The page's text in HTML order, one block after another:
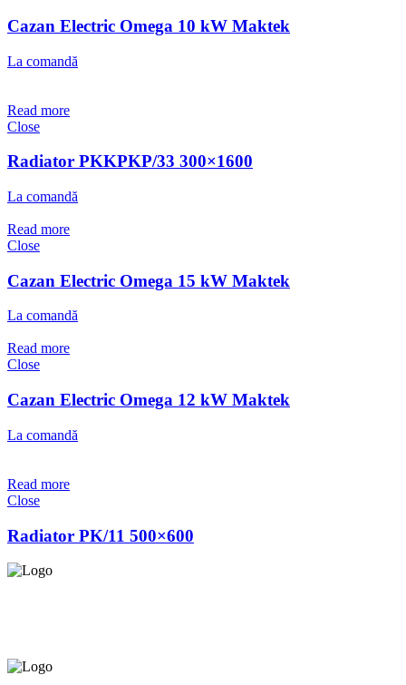
Cazan Electric Omega 10 kW Maktek
La comandă
Read more
Close
Radiator PKKPKP/33 300×1600
La comandă
Read more
Close
Cazan Electric Omega 15 kW Maktek
La comandă
Read more
Close
Cazan Electric Omega 12 kW Maktek
La comandă
Read more
Close
Radiator PK/11 500×600